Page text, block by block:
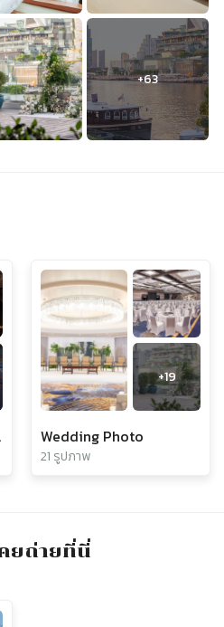
+19
Wedding Photo
21 รูปภาพ
ยถ่ายที่นี่